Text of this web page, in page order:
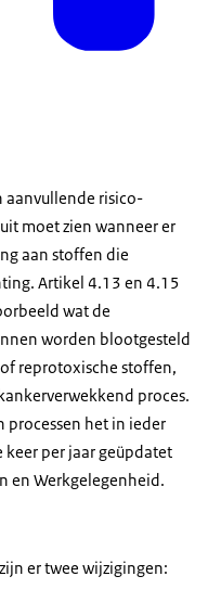
aanvullende risico-
moet zien wanneer er
aan stoffen die
Artikel 4.13 en 4.15
wat de
worden blootgesteld
reprotoxische stoffen,
proces.
processen het in ieder
keer per jaar geüpdatet
en Werkgelegenheid.
er twee wijzigingen: